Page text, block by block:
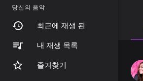
당신의 음악
최근에 재생 된
내 재생 목록
즐겨찾기